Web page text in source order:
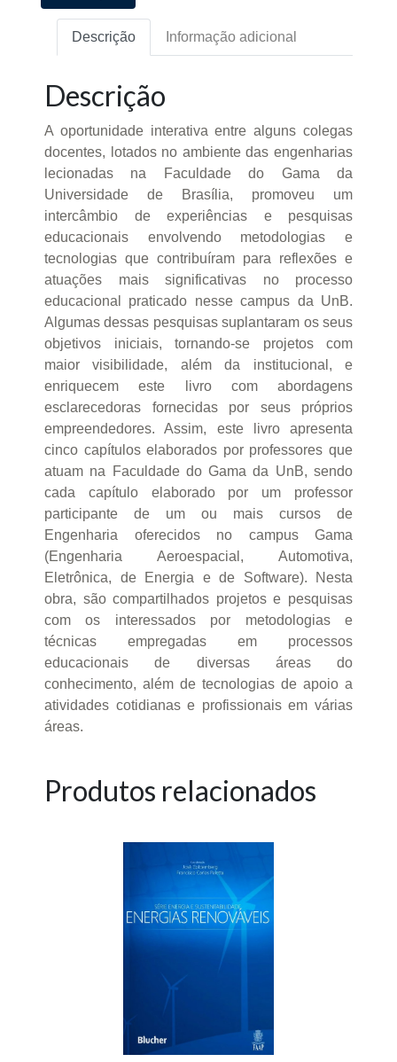
Descrição Informação adicional
Descrição
A oportunidade interativa entre alguns colegas
docentes, lotados no ambiente das engenharias
lecionadas na Faculdade do Gama da
Universidade de Brasília, promoveu um
intercâmbio de experiências e pesquisas
educacionais envolvendo metodologias e
tecnologias que contribuíram para reflexões e
atuações mais significativas no processo
educacional praticado nesse campus da UnB.
Algumas dessas pesquisas suplantaram os seus
objetivos iniciais, tornando-se projetos com
maior visibilidade, além da institucional, e
enriquecem este livro com abordagens
esclarecedoras fornecidas por seus próprios
empreendedores. Assim, este livro apresenta
cinco capítulos elaborados por professores que
atuam na Faculdade do Gama da UnB, sendo
cada capítulo elaborado por um professor
participante de um ou mais cursos de
Engenharia oferecidos no campus Gama
(Engenharia Aeroespacial, Automotiva,
Eletrônica, de Energia e de Software). Nesta
obra, são compartilhados projetos e pesquisas
com os interessados por metodologias e
técnicas empregadas em processos
educacionais de diversas áreas do
conhecimento, além de tecnologias de apoio a
atividades cotidianas e profissionais em várias
áreas.
Produtos relacionados